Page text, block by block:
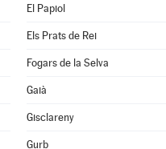
El Papiol
Els Prats de Rei
Fogars de la Selva
Gaià
Gisclareny
Gurb